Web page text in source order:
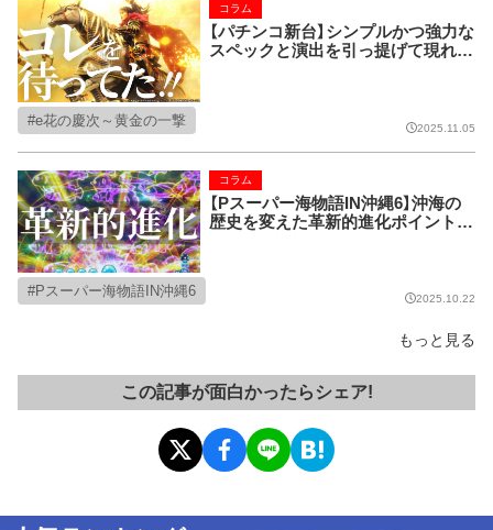
【パチンコ新台】シンプルかつ強力な
スペックと演出を引っ提げて現れ
コラム
e花の慶次～黄金の一撃 2025.11.05
【Pスーパー海物語IN沖縄6】沖海の
歴史を変えた革新的進化ポイントを
コラム
Pスーパー海物語IN沖縄6 2025.10.22
もっと見る
この記事が面白かったらシェア!